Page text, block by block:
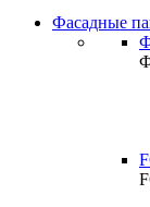
Фасадные